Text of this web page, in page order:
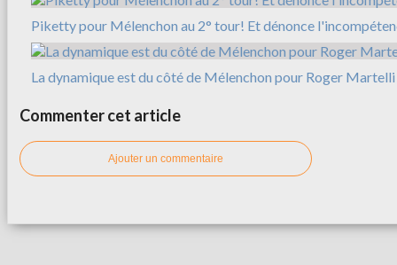
Piketty pour Mélenchon au 2° tour! Et dénonce
La dynamique est du côté de Mélenchon pour Roger Martelli
Commenter cet article
Ajouter un commentaire